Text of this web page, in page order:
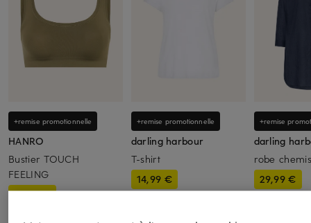
+remise promotionnelle
HANRO
Bustier TOUCH
FEELING
49,99 €
+remise promotionnelle
darling harbour
T-shirt
14,99 €
+remise
darling
robe
29,99 €